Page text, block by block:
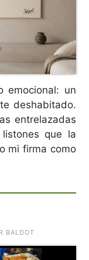
emocional: un
deshabitado.
entrelazadas
que la
mi firma como
BALDOT